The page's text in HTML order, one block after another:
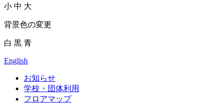
小 中 大
背景色の変更
白 黒 青
English
お知らせ
学校・団体利用
フロアマップ